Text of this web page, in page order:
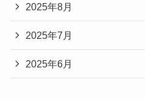
2025年8月
2025年7月
2025年6月